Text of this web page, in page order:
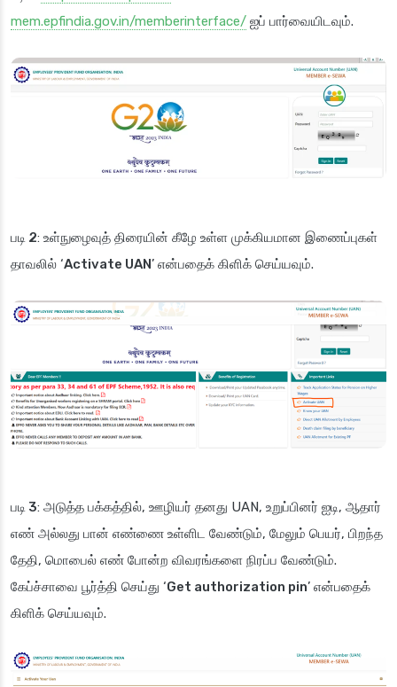
mem.epfindia.gov.in/memberinterface/ ஐப் பார்வையிடவும்.
படி 2: உள்நுழைவுத் திரையின் கீழே உள்ள முக்கியமான இணைப்புகள்
தாவலில் ‘Activate UAN’ என்பதைக் கிளிக் செய்யவும்.
படி 3: அடுத்த பக்கத்தில், ஊழியர் தனது UAN, உறுப்பினர் ஐடி, ஆதார்
எண் அல்லது பான் எண்ணை உள்ளிட வேண்டும், மேலும் பெயர், பிறந்த
தேதி, மொபைல் எண் போன்ற விவரங்களை நிரப்ப வேண்டும்.
கேப்ச்சாவை பூர்த்தி செய்து ‘Get authorization pin’ என்பதைக்
கிளிக் செய்யவும்.